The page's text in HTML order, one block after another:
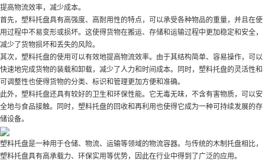
提高物流效率，减少成本。
首先，塑料托盘具有高强度、高耐用性的特点，可以承受各种物品的重量，并且在使
用过程中不易变形或损坏。这使得货物在搬运、存储和运输过程中更加稳定和安全，
减少了货物损坏和丢失的风险。
其次，塑料托盘的使用可以有效地提高物流效率。由于其结构简单、容易操作，可以
快速地完成货物的装载和卸载，减少了人力和时间成本。同时，塑料托盘的灵活性和
可调整性也使得货物的分类、标识和管理更加方便和准确。
此外，塑料托盘还具有较好的卫生和环保性能。它无毒无味，不含有害物质，可以安
全地与食品接触。同时，塑料托盘的回收和再利用也使得它成为一种可持续发展的存
储设备。
塑料托盘是一种用于仓储、物流、运输等领域的物流容器。与传统的木制托盘相比，
塑料托盘具有高承载力、环保实用等优势，因此在行业中得到了广泛的应用。